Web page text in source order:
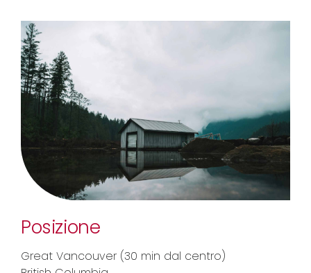
Posizione
Great Vancouver (30 min dal centro)